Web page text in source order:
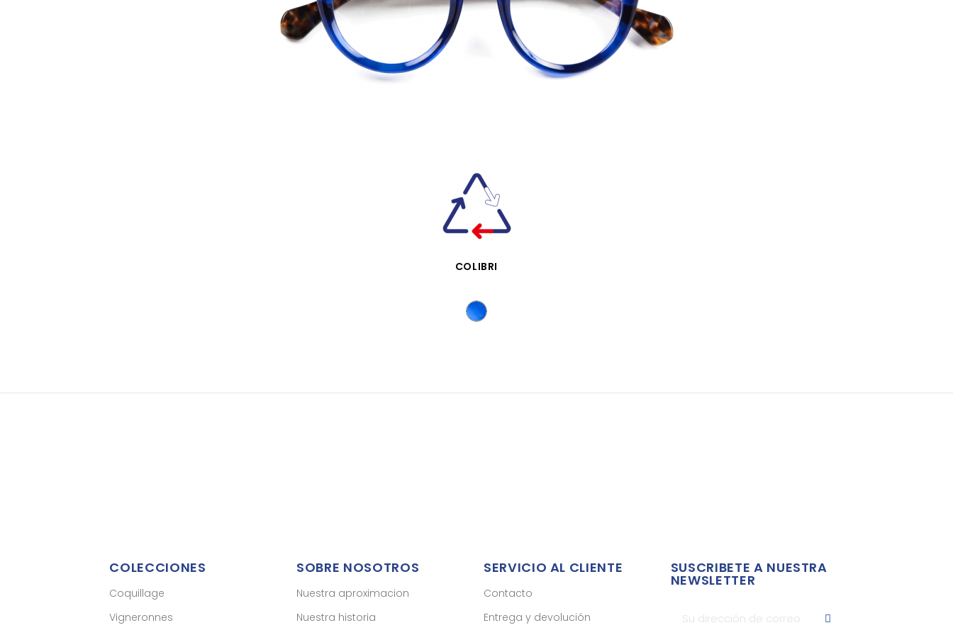
VISTA RÁPIDA
COLIBRI
COLECCIONES
Coquillage
Vigneronnes
SOBRE NOSOTROS
Nuestra aproximacion
Nuestra historia
SERVICIO AL CLIENTE
Contacto
Entrega y devolución
SUSCRIBETE A NUESTRA
NEWSLETTER